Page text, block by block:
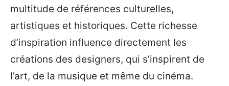
multitude de références culturelles,
artistiques et historiques. Cette richesse
d’inspiration influence directement les
créations des designers, qui s’inspirent de
l’art, de la musique et même du cinéma.